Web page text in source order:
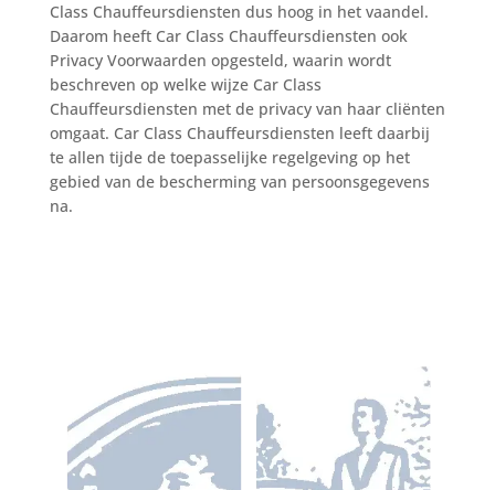
Class Chauffeursdiensten dus hoog in het vaandel.
Daarom heeft Car Class Chauffeursdiensten ook
Privacy Voorwaarden opgesteld, waarin wordt
beschreven op welke wijze Car Class
Chauffeursdiensten met de privacy van haar cliënten
omgaat. Car Class Chauffeursdiensten leeft daarbij
te allen tijde de toepasselijke regelgeving op het
gebied van de bescherming van persoonsgegevens
na.